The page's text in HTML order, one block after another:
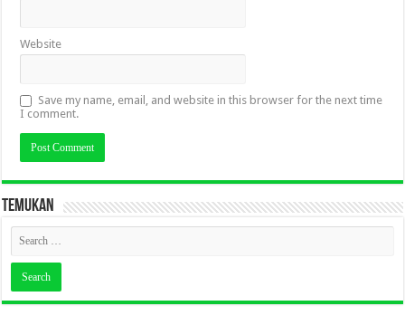
Website
Save my name, email, and website in this browser for the next time
I comment.
TEMUKAN